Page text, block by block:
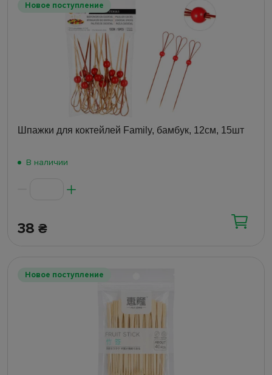
Новое поступление
Шпажки для коктейлей Family, бамбук, 12см, 15шт
В наличии
38 ₴
Новое поступление